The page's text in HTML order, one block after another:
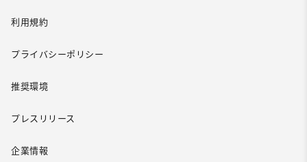
利用規約
プライバシーポリシー
推奨環境
プレスリリース
企業情報